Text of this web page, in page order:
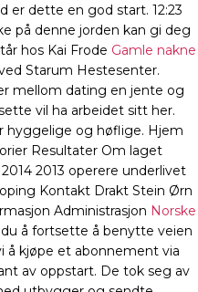
er dette en god start. 12:23
på denne jorden kan gi deg
hos Kai Frode Gamle nakne
Starum Hestesenter.
mellom dating en jente og
vil ha arbeidet sitt her.
hyggelige og høflige. Hjem
Resultater Om laget
2013 operere underlivet
Kontakt Drakt Stein Ørn
Administrasjon Norske
du å fortsette å benytte veien
å kjøpe et abonnement via
av oppstart. De tok seg av